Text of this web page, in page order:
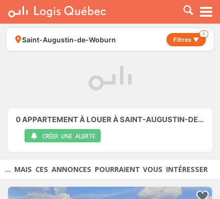
À LOUER
À VENDRE
PLACER UNE ANNONCE
Saint-Augustin-de-Woburn Filtres ▼
1
0APPARTEMENT À LOUER À SAINT-AUGUSTIN-DE-WOBURN
CRÉER UNE ALERTE
... MAIS CES ANNONCES POURRAIENT VOUS INTÉRESSER